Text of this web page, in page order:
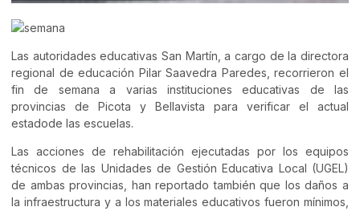
Las autoridades educativas San Martín, a cargo de la directora
regional de educación Pilar Saavedra Paredes, recorrieron el
fin de semana a varias instituciones educativas de las
provincias de Picota y Bellavista para verificar el actual
estadode las escuelas.
Las acciones de rehabilitación ejecutadas por los equipos
técnicos de las Unidades de Gestión Educativa Local (UGEL)
de ambas provincias, han reportado también que los daños a
la infraestructura y a los materiales educativos fueron mínimos,